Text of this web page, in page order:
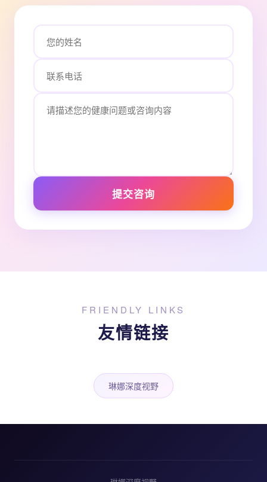
提交咨询
FRIENDLY LINKS
友情链接
琳娜深度视野